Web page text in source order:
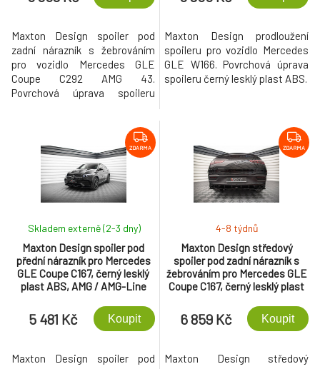
Maxton Design spoiler pod
zadní nárazník s žebrováním
pro vozidlo Mercedes GLE
Coupe C292 AMG 43.
Povrchová úprava spoileru
Maxton Design prodloužení
spoileru pro vozidlo Mercedes
GLE W166. Povrchová úprava
spoileru černý lesklý plast ABS.
ZDARMA
Maxton Design spoiler pod
přední nárazník pro Mercedes
GLE Coupe C167, černý lesklý
plast ABS, AMG / AMG-Line
Skladem externě (2-3 dny)
5 481 Kč Koupit
Maxton Design spoiler pod
ZDARMA
Maxton Design středový
spoiler pod zadní nárazník s
žebrováním pro Mercedes GLE
Coupe C167, černý lesklý plast
4-8 týdnů
6 859 Kč Koupit
Maxton Design středový